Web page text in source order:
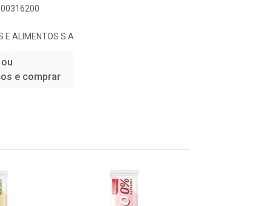
E ALIMENTOS S.A
e comprar